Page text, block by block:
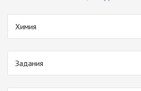
Химия
Задания